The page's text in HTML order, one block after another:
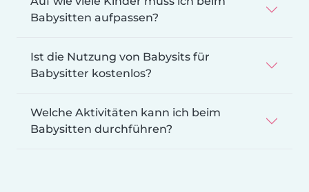
Babysitten aufpassen?
Ist die Nutzung von Babysits für
Babysitter kostenlos?
Welche Aktivitäten kann ich beim
Babysitten durchführen?